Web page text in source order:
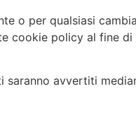
o per qualsiasi
cookie policy al fine
avvertiti